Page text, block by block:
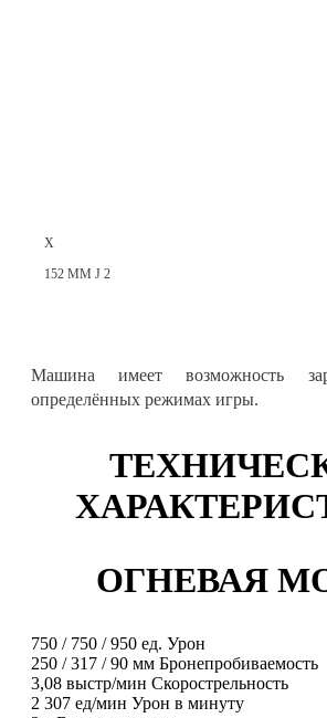
X
152 MM J 2
Машина имеет возможность
определённых режимах игры.
ОГНЕВАЯ
750 / 750 /950 ед. Урон
250 /317 /90 мм Бронепробиваемость
3,08 выстр/мин Скорострельность
2 307 ед/мин Урон в минуту